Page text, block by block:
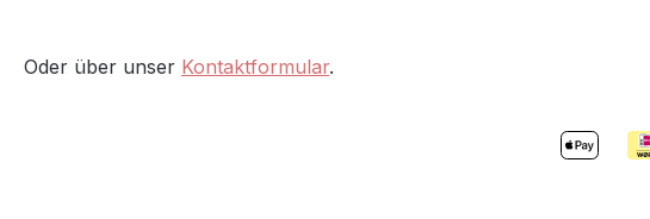
Oder über unser Kontaktformular.